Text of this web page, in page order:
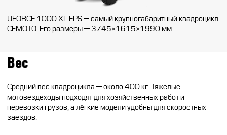
UFORCE 1000 XL EPS— самый крупногабаритный квадроцикл
CFMOTO. Его размеры — 3745×1615×1990 мм.
Вес
Средний вес квадроцикла — около 400 кг. Тяжёлые
мотовездеходы подходят для хозяйственных работ и
перевозки грузов, а лёгкие модели удобны для скоростных
заездов.